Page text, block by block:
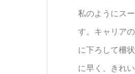
私のようにス
す。キャリア
に下ろして柵
に早く、きれ